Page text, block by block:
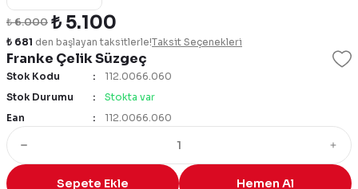
Franke Çelik Süzgeç
₺ 6.000 ₺ 5.100
₺ 681 den başlayan taksitlerle!Taksit Seçenekleri
Stok Kodu
112.0066.060
Stok Durumu
Stokta var
Ean
112.0066.060
Sepete Ekle Hemen Al